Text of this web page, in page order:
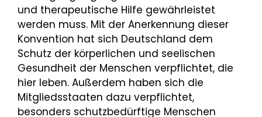
und therapeutische Hilfe gewährleistet
werden muss. Mit der Anerkennung dieser
Konvention hat sich Deutschland dem
Schutz der körperlichen und seelischen
Gesundheit der Menschen verpflichtet, die
hier leben. Außerdem haben sich die
Mitgliedsstaaten dazu verpflichtet,
besonders schutzbedürftige Menschen